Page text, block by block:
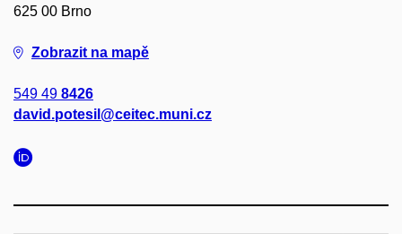
625 00 Brno
Zobrazit na mapě
549 49 8426
david.potesil@ceitec.muni.cz